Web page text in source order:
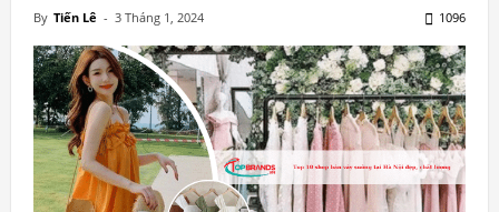
By Tiến Lê - 3 Tháng 1, 2024 1096